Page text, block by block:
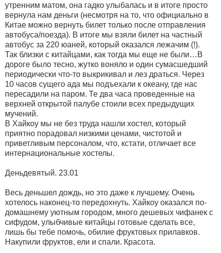
утренним матом, она гадко улыбалась и в итоге просто
вернула нам деньги (несмотря на то, что официально в
Китае можно вернуть билет только после отправления
автобуса/поезда). В итоге мы взяли билет на частный
автобус за 220 юаней, который оказался лежачим (!).
Так близки с китайцами, как тогда мы еще не были…В
дороге было тесно, жутко воняло и один сумасшедший
периодически что-то выкрикивал и лез драться. Через
10 часов сущего ада мы подъехали к океану, где нас
пересадили на паром. Те два часа проведенные на
верхней открытой палубе стоили всех предыдущих
мучений.
В Хайкоу мы не без труда нашли хостел, который
приятно порадовал низкими ценами, чистотой и
приветливым персоналом, что, кстати, отличает все
интернациональные хостелы.
Деньдевятый. 23.01
Весь деньшел дождь, но это даже к лучшему. Очень
хотелось наконец-то передохнуть. Хайкоу оказался по-
домашнему уютным городом, много дешевых чифанек с
сифудом, улыбчивые китайцы готовые сделать все,
лишь бы тебе помочь, обилие фруктовых прилавков.
Накупили фруктов, ели и спали. Красота.